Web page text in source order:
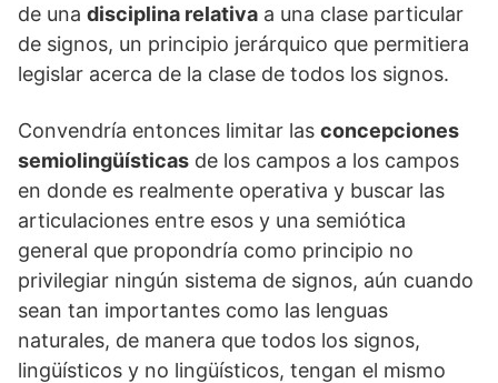
de una disciplina relativa a una clase particular
de signos, un principio jerárquico que permitiera
legislar acerca de la clase de todos los signos.
Convendría entonces limitar las concepciones
semiolingüísticas de los campos a los campos
en donde es realmente operativa y buscar las
articulaciones entre esos y una semiótica
general que propondría como principio no
privilegiar ningún sistema de signos, aún cuando
sean tan importantes como las lenguas
naturales, de manera que todos los signos,
lingüísticos y no lingüísticos, tengan el mismo